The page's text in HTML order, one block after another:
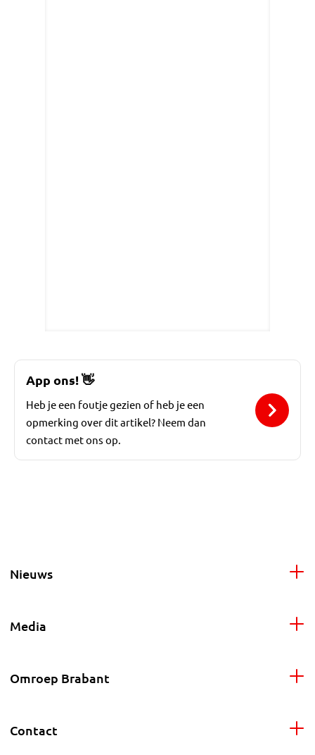
App ons!👋
Heb je een foutje gezien of heb je een
opmerking over dit artikel? Neem dan
contact met ons op.
Nieuws
Media
Omroep Brabant
Contact